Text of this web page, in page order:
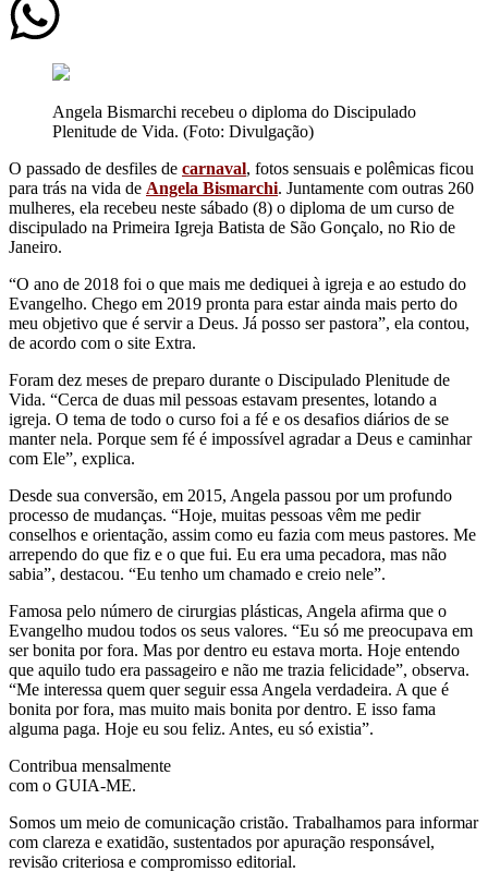
Angela Bismarchi recebeu o diploma do Discipulado
Plenitude de Vida. (Foto: Divulgação)
O passado de desfiles de carnaval, fotos sensuais e polêmicas ficou
para trás na vida de Angela Bismarchi. Juntamente com outras 260
mulheres, ela recebeu neste sábado (8) o diploma de um curso de
discipulado na Primeira Igreja Batista de São Gonçalo, no Rio de
Janeiro.
“O ano de 2018 foi o que mais me dediquei à igreja e ao estudo do
Evangelho. Chego em 2019 pronta para estar ainda mais perto do
meu objetivo que é servir a Deus. Já posso ser pastora”, ela contou,
de acordo com o site Extra.
Foram dez meses de preparo durante o Discipulado Plenitude de
Vida. “Cerca de duas mil pessoas estavam presentes, lotando a
igreja. O tema de todo o curso foi a fé e os desafios diários de se
manter nela. Porque sem fé é impossível agradar a Deus e caminhar
com Ele”, explica.
Desde sua conversão, em 2015, Angela passou por um profundo
processo de mudanças. “Hoje, muitas pessoas vêm me pedir
conselhos e orientação, assim como eu fazia com meus pastores. Me
arrependo do que fiz e o que fui. Eu era uma pecadora, mas não
sabia”, destacou. “Eu tenho um chamado e creio nele”.
Famosa pelo número de cirurgias plásticas, Angela afirma que o
Evangelho mudou todos os seus valores. “Eu só me preocupava em
ser bonita por fora. Mas por dentro eu estava morta. Hoje entendo
que aquilo tudo era passageiro e não me trazia felicidade”, observa.
“Me interessa quem quer seguir essa Angela verdadeira. A que é
bonita por fora, mas muito mais bonita por dentro. E isso fama
alguma paga. Hoje eu sou feliz. Antes, eu só existia”.
Contribua mensalmente
com o GUIA-ME.
Somos um meio de comunicação cristão. Trabalhamos para informar
com clareza e exatidão, sustentados por apuração responsável,
revisão criteriosa e compromisso editorial.